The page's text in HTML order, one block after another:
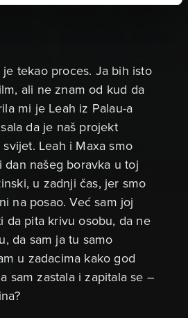
je tekao proces. Ja bih isto
ali ne znam od kud da
mi je Leah iz Palau-a
da je naš projekt
Leah i Maxa smo
našeg boravka u toj
u zadnji čas, jer smo
na posao. Već sam joj
da pita krivu osobu, da ne
da sam ja tu samo
u zadacima kako god
sam zastala i zapitala se –